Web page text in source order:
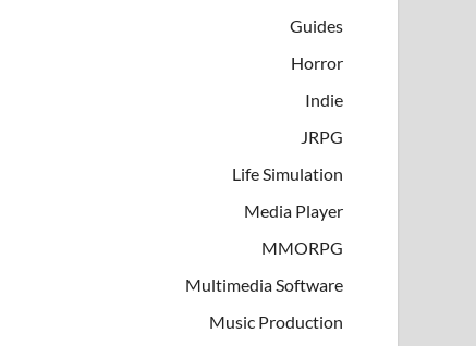
Guides
Horror
Indie
JRPG
Life Simulation
Media Player
MMORPG
Multimedia Software
Music Production